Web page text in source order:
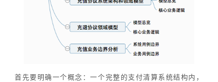
首先要明确一个概念：一个完整的支付清算系统结构内，